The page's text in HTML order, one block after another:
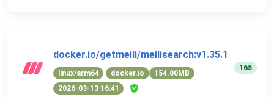
docker.io/getmeili/meilisearch:v1.35.1
linux/arm64 docker.io
154.00MB
2026-03-13 16:41
165